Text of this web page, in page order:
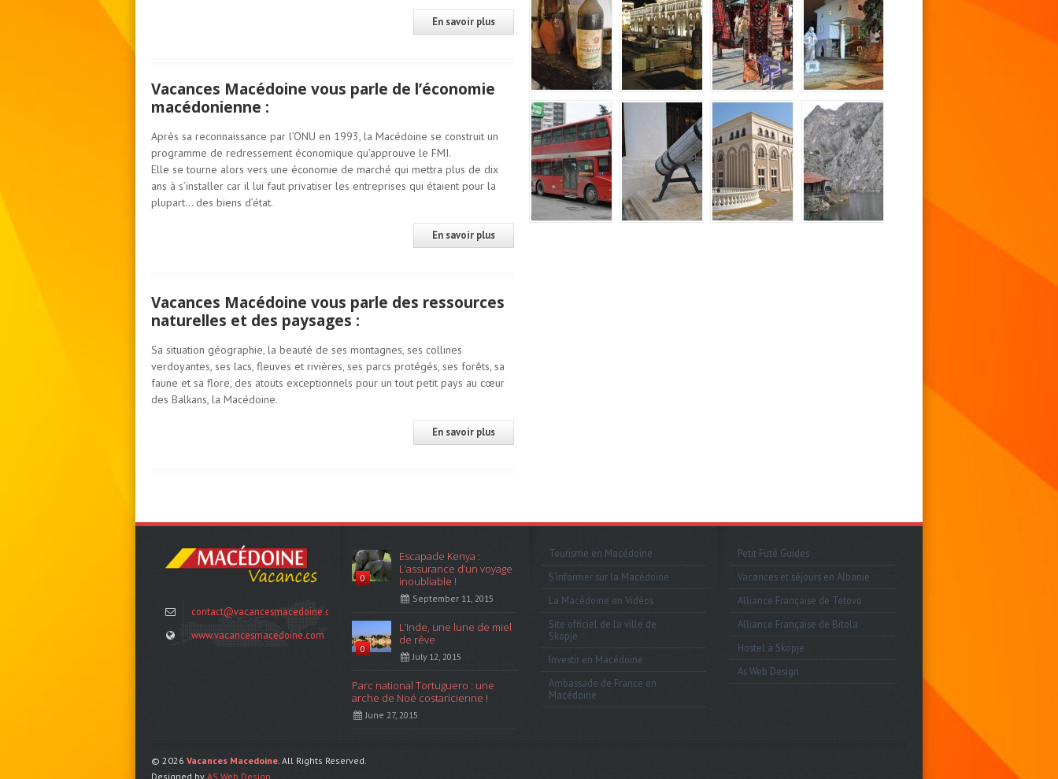
En savoir plus
Vacances Macédoine vous parle de l’économie
macédonienne :
Après sa reconnaissance par l’ONU en 1993, la Macédoine se construit un
programme de redressement économique qu’approuve le FMI.
Elle se tourne alors vers une économie de marché qui mettra plus de dix
ans à s’installer car il lui faut privatiser les entreprises qui étaient pour la
plupart… des biens d’état.
En savoir plus
Vacances Macédoine vous parle des ressources
naturelles et des paysages :
Sa situation géographie, la beauté de ses montagnes, ses collines
verdoyantes, ses lacs, fleuves et rivières, ses parcs protégés, ses forêts, sa
faune et sa flore, des atouts exceptionnels pour un tout petit pays au cœur
des Balkans, la Macédoine.
En savoir plus
contact@vacancesmacedoine.com
www.vacancesmacedoine.com
0
Escapade Kenya :
L’assurance d’un voyage
inoubliable !
September 11, 2015
0
L’Inde, une lune de miel
de rêve
July 12, 2015
Parc national Tortuguero : une
arche de Noé costaricienne !
June 27, 2015
Tourisme en Macédoine
S’informer sur la Macédoine
La Macédoine en Vidéos
Site officiel de la ville de
Skopje
Investir en Macédoine
Ambassade de France en
Macédoine
Petit Futé Guides
Vacances et séjours en Albanie
Alliance Française de Tetovo
Alliance Française de Bitola
Hostel à Skopje
As Web Design
© 2026 Vacances Macedoine. All Rights Reserved.
Designed by AS Web Design